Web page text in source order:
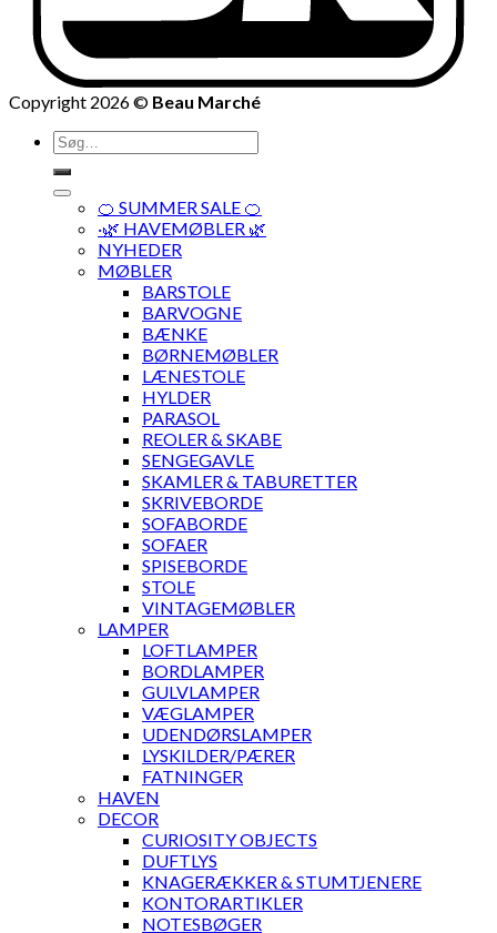
Copyright 2026 © Beau Marché
Søg
efter:
🍊 SUMMER SALE 🍊
·🌿 HAVEMØBLER 🌿
NYHEDER
MØBLER
BARSTOLE
BARVOGNE
BÆNKE
BØRNEMØBLER
LÆNESTOLE
HYLDER
PARASOL
REOLER & SKABE
SENGEGAVLE
SKAMLER & TABURETTER
SKRIVEBORDE
SOFABORDE
SOFAER
SPISEBORDE
STOLE
VINTAGEMØBLER
LAMPER
LOFTLAMPER
BORDLAMPER
GULVLAMPER
VÆGLAMPER
UDENDØRSLAMPER
LYSKILDER/PÆRER
FATNINGER
HAVEN
DECOR
CURIOSITY OBJECTS
DUFTLYS
KNAGERÆKKER & STUMTJENERE
KONTORARTIKLER
NOTESBØGER